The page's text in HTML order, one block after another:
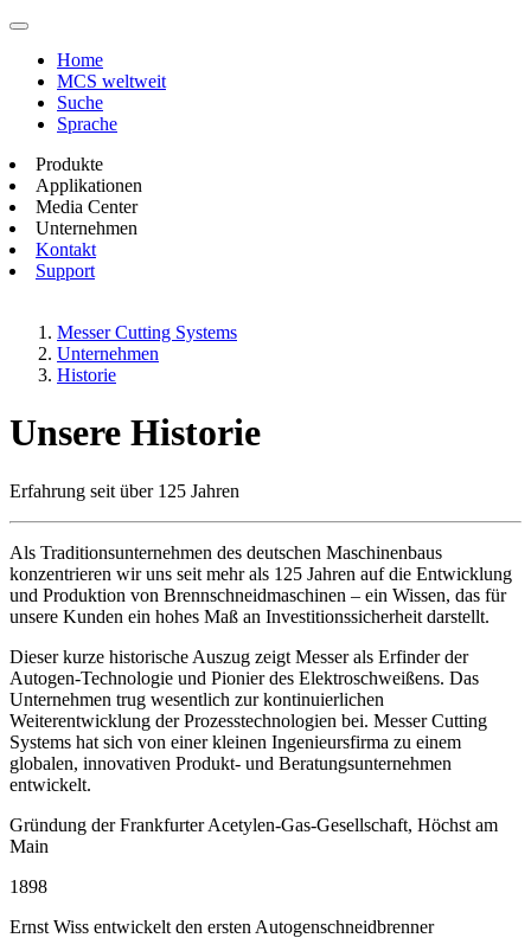
Home
MCS weltweit
Suche
Sprache
Produkte
Applikationen
Media Center
Unternehmen
Kontakt
Support
Messer Cutting Systems
Unternehmen
Historie
Unsere Historie
Erfahrung seit über 125 Jahren
Als Traditionsunternehmen des deutschen Maschinenbaus
konzentrieren wir uns seit mehr als 125 Jahren auf die Entwicklung
und Produktion von Brennschneidmaschinen – ein Wissen, das für
unsere Kunden ein hohes Maß an Investitionssicherheit darstellt.
Dieser kurze historische Auszug zeigt Messer als Erfinder der
Autogen-Technologie und Pionier des Elektroschweißens. Das
Unternehmen trug wesentlich zur kontinuierlichen
Weiterentwicklung der Prozesstechnologien bei. Messer Cutting
Systems hat sich von einer kleinen Ingenieursfirma zu einem
globalen, innovativen Produkt- und Beratungsunternehmen
entwickelt.
Gründung der Frankfurter Acetylen-Gas-Gesellschaft, Höchst am
Main
1898
Ernst Wiss entwickelt den ersten Autogenschneidbrenner